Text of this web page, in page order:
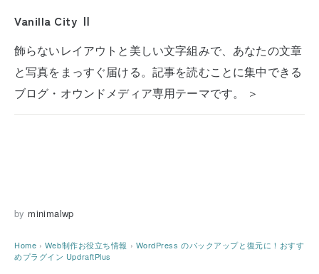
Vanilla City Ⅱ
飾らないレイアウトと美しい文字組みで、あなたの文章
と写真をまっすぐ届ける。記事を読むことに集中できる
ブログ・オウンドメディア専用テーマです。 ＞
by minimalwp
Home › Web制作お役立ち情報 › WordPress のバックアップと復元に！おすす
めプラグイン UpdraftPlus